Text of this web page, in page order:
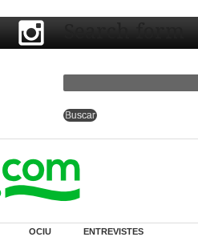
Search form
OCIU ENTREVISTES